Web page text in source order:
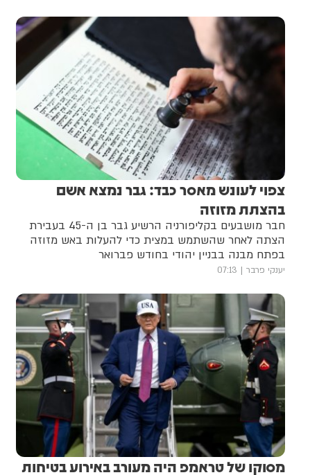
צפוי לעונש מאסר כבד: גבר נמצא אשם
בהצתת מזוזה
חבר מושבעים בקליפורניה הרשיע גבר בן ה-45 בעבירת
הצתה לאחר שהשתמש במצית כדי להעלות באש מזוזה
בפתח מבנה בבניין יהודי בחודש פברואר
יענקי פרבר 07:13
מסוקו של טראמפ היה מעורב באירוע בטיחות